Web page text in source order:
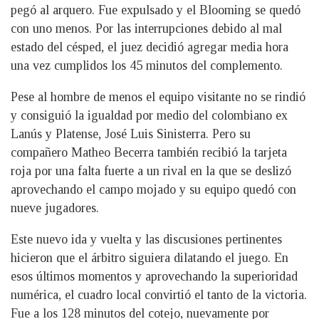
pegó al arquero. Fue expulsado y el Blooming se quedó
con uno menos. Por las interrupciones debido al mal
estado del césped, el juez decidió agregar media hora
una vez cumplidos los 45 minutos del complemento.
Pese al hombre de menos el equipo visitante no se rindió
y consiguió la igualdad por medio del colombiano ex
Lanús y Platense, José Luis Sinisterra. Pero su
compañero Matheo Becerra también recibió la tarjeta
roja por una falta fuerte a un rival en la que se deslizó
aprovechando el campo mojado y su equipo quedó con
nueve jugadores.
Este nuevo ida y vuelta y las discusiones pertinentes
hicieron que el árbitro siguiera dilatando el juego. En
esos últimos momentos y aprovechando la superioridad
numérica, el cuadro local convirtió el tanto de la victoria.
Fue a los 128 minutos del cotejo, nuevamente por